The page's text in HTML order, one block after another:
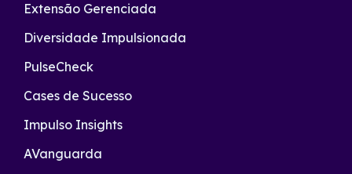
Extensão Gerenciada
Diversidade Impulsionada
PulseCheck
Cases de Sucesso
Impulso Insights
AVanguarda